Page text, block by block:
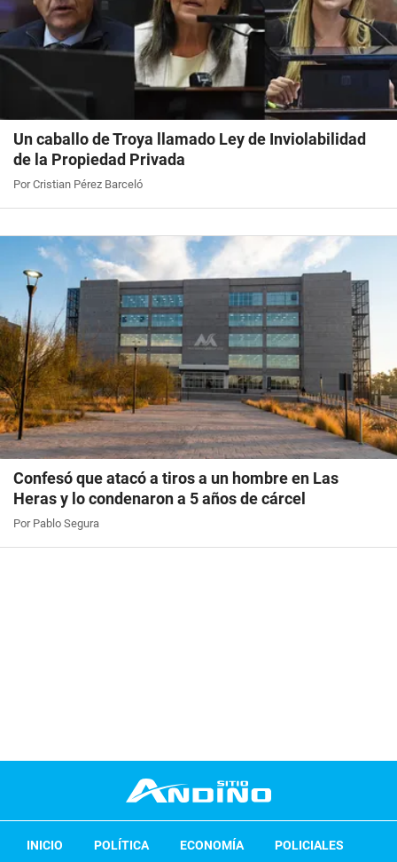
Un caballo de Troya llamado Ley de Inviolabilidad
de la Propiedad Privada
Por Cristian Pérez Barceló
Confesó que atacó a tiros a un hombre en Las
Heras y lo condenaron a 5 años de cárcel
Por Pablo Segura
INICIO POLÍTICA ECONOMÍA POLICIALES